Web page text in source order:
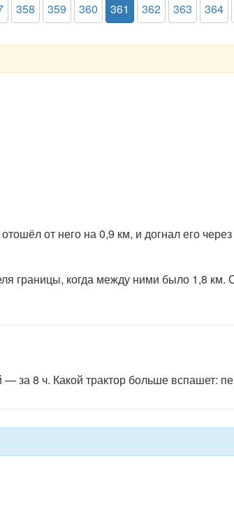
358 359 360 361 362 363 364
от него на 0,9 км, и догнал его
границы, когда между ними было 1,8 км.
за 8 ч. Какой трактор больше вспашет: